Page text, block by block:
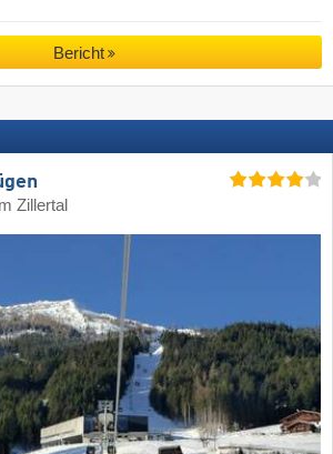
Bericht
Zillertal